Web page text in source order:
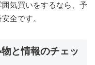
気買いをするなら、予
全です。
と情報のチェッ